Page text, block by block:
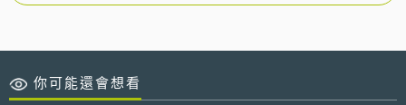
你可能還會想看